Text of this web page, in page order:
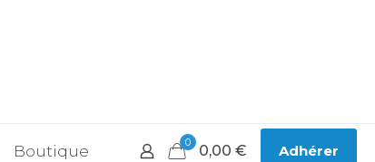
Boutique 0 0,00 € Adhérer